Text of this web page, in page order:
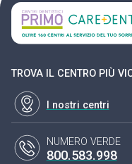
TROVA IL CENTRO PIÙ
I nostri centri
NUMERO VERDE
800.583.998